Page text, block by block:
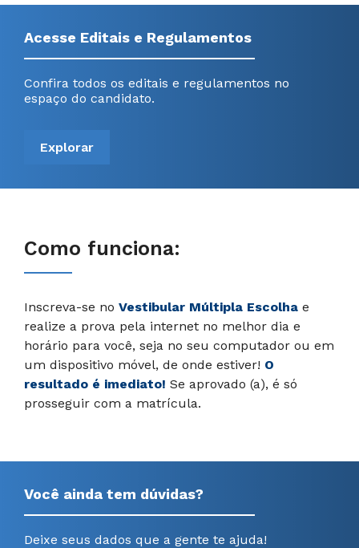
Acesse Editais e Regulamentos
Confira todos os editais e regulamentos no
espaço do candidato.
Explorar
Como funciona:
Inscreva-se no Vestibular Múltipla Escolha e
realize a prova pela internet no melhor dia e
horário para você, seja no seu computador ou em
um dispositivo móvel, de onde estiver! O
resultado é imediato! Se aprovado (a), é só
prosseguir com a matrícula.
Você ainda tem dúvidas?
Deixe seus dados que a gente te ajuda!